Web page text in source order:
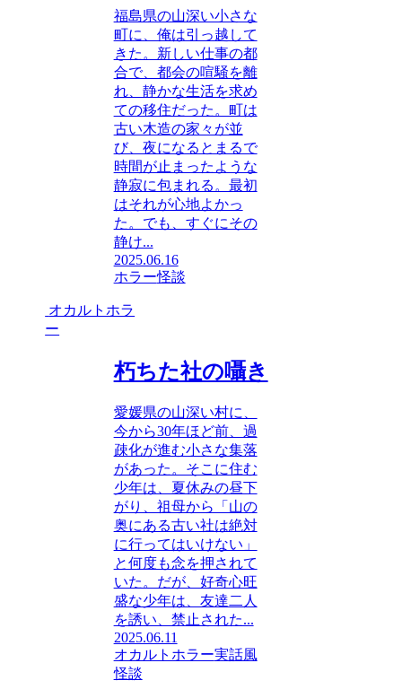
福島県の山深い小さな
町に、俺は引っ越して
きた。新しい仕事の都
合で、都会の喧騒を離
れ、静かな生活を求め
ての移住だった。町は
古い木造の家々が並
び、夜になるとまるで
時間が止まったような
静寂に包まれる。最初
はそれが心地よかっ
た。でも、すぐにその
静け...
2025.06.16
ホラー怪談
オカルトホラ
ー
朽ちた社の囁き
愛媛県の山深い村に、
今から30年ほど前、過
疎化が進む小さな集落
があった。そこに住む
少年は、夏休みの昼下
がり、祖母から「山の
奥にある古い社は絶対
に行ってはいけない」
と何度も念を押されて
いた。だが、好奇心旺
盛な少年は、友達二人
を誘い、禁止された...
2025.06.11
オカルトホラー実話風
怪談